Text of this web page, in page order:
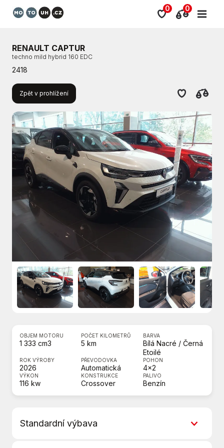
0 0
RENAULT CAPTUR
techno mild hybrid 160 EDC
2418
Zpět v prohlížení
OBJEM MOTORU
1 333 cm3
POČET KILOMETRŮ
5 km
BARVA
Bílá Nacré / Černá
Etoilé
ROK VÝROBY
2026
PŘEVODOVKA
Automatická
POHON
4x2
VÝKON
116 kw
KONSTRUKCE
Crossover
PALIVO
Benzín
Standardní výbava